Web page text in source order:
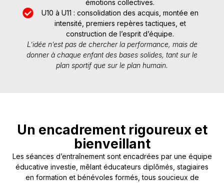
émotions collectives.
U10 à U11 : consolidation des acquis, montée en
intensité, premiers repères tactiques, et
construction de l’esprit d’équipe.
L’idée n’est pas de chercher la performance, mais de
donner à chaque enfant des bases solides, tant sur le
plan sportif que sur le plan humain.
Un encadrement rigoureux et
bienveillant
Les séances d’entraînement sont encadrées par une équipe
éducative investie, mêlant éducateurs diplômés, stagiaires
en formation et bénévoles formés, tous soucieux de